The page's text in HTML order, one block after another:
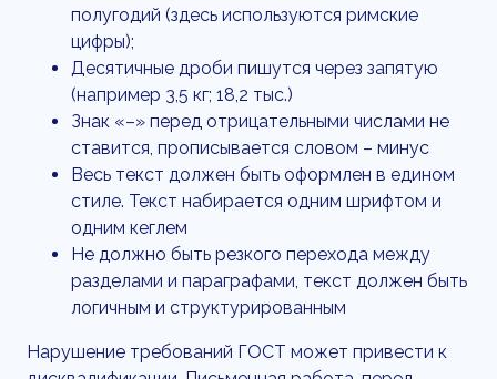
полугодий (здесь используются римские
цифры);
Десятичные дроби пишутся через запятую
(например 3,5 кг; 18,2 тыс.)
Знак «–» перед отрицательными числами не
ставится, прописывается словом – минус
Весь текст должен быть оформлен в едином
стиле. Текст набирается одним шрифтом и
одним кеглем
Не должно быть резкого перехода между
разделами и параграфами, текст должен быть
логичным и структурированным
Нарушение требований ГОСТ может привести к